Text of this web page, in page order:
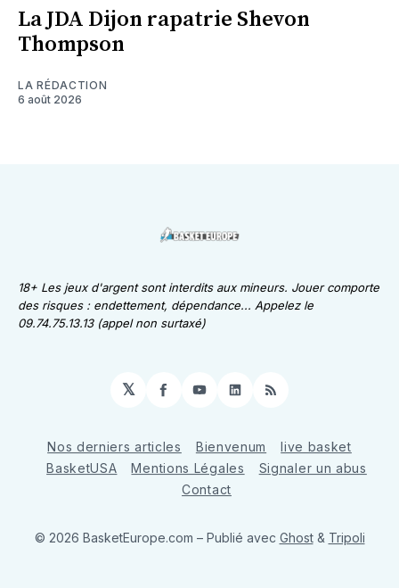
La JDA Dijon rapatrie Shevon
Thompson
LA RÉDACTION
6 août 2026
18+ Les jeux d'argent sont interdits aux mineurs. Jouer comporte
des risques : endettement, dépendance... Appelez le
09.74.75.13.13 (appel non surtaxé)
𝕏 Facebook
YouTube
LinkedIn
RSS
Nos derniers articles Bienvenum
live basket
BasketUSA
Mentions Légales
Signaler un abus
Contact
© 2026 BasketEurope.com – Publié avec Ghost& Tripoli